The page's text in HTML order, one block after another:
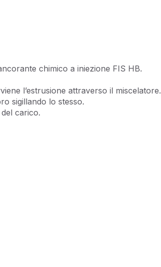
chimico a iniezione FIS HB.
l’estrusione attraverso il miscelatore.
sigillando lo stesso.
carico.